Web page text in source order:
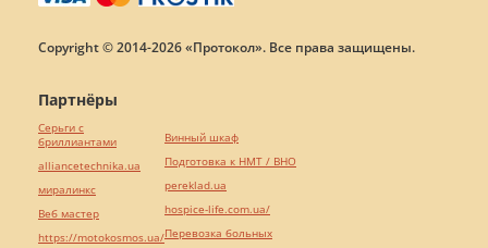
Copyright © 2014-2026 «Протокол». Все права защищены.
Партнёры
Серьги с
бриллиантами
alliancetechnika.ua
миралинкс
Веб мастер
https://motokosmos.ua/
Винный шкаф
Подготовка к НМТ / ВНО
pereklad.ua
hospice-life.com.ua/
Перевозка больных